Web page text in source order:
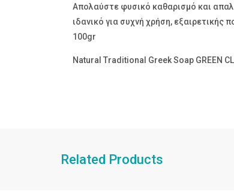
Απολαύστε φυσικό καθαρισμό και
ιδανικό για συχνή χρήση, εξαιρετικής
100gr
Natural Traditional Greek Soap GREEN
Related Products